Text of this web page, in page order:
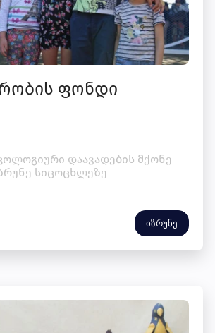
ფონდი
დაავადების მქონე
სიცოცხლეზე
იზრუნე